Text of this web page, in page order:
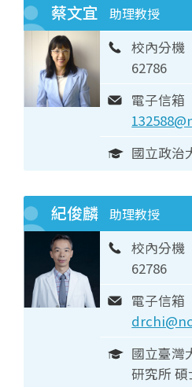
蔡文宜 助理教授
校內分機
62786
電子信箱
國立政治
紀俊麟 助理教授
校內分機
62786
電子信箱
國立臺灣
研究所 碩